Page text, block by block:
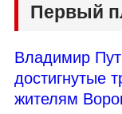
Первый
Владимир
достигнутые
жителям